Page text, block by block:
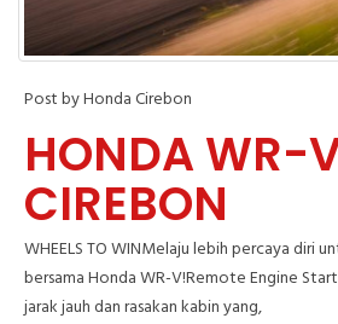
Post by Honda Cirebon
HONDA WR-
CIREBON
WHEELS TO WINMelaju lebih percaya diri
bersama Honda WR-V!Remote Engine
jarak jauh dan rasakan kabin yang,